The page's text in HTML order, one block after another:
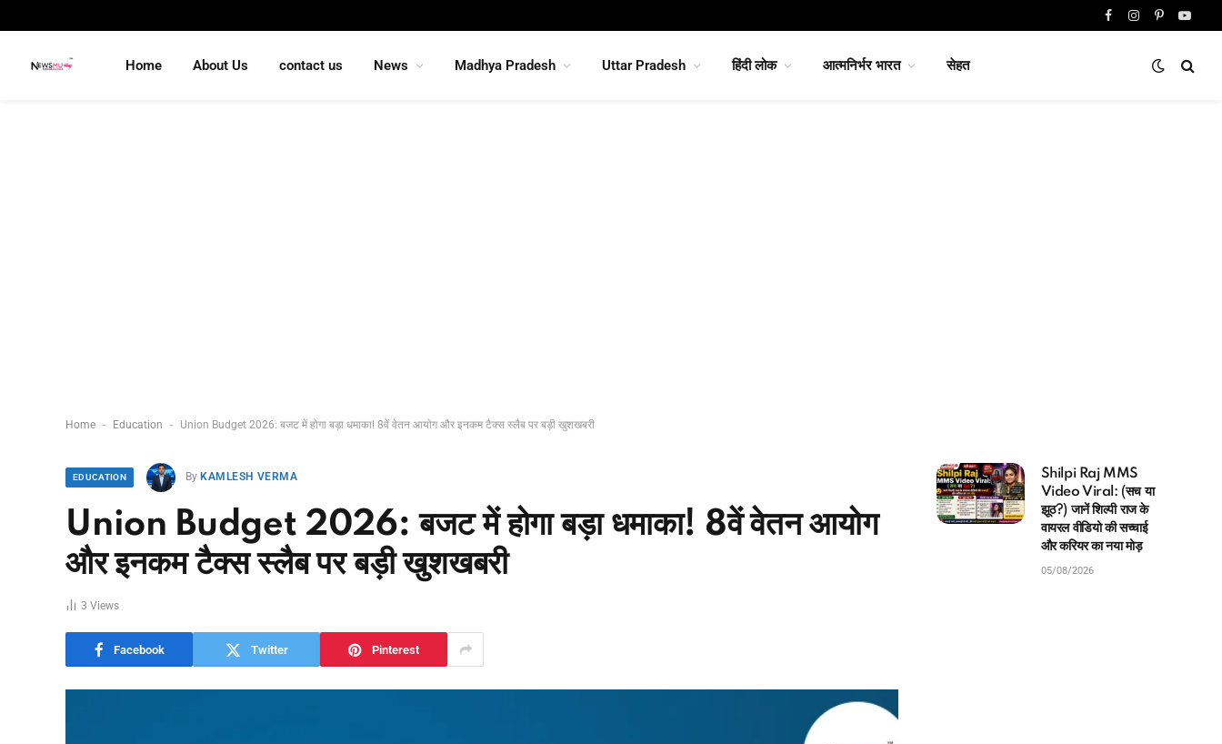
FacebookInstagram
Pinterest
Home About Us contact us News Madhya Pradesh Uttar Pradesh हिंदी लोक आत्मनिर्भर भारत सेहत
Home - Education - Union Budget 2026: बजट में होगा बड़ा धमाका! 8वें वेतन आयोग और इनकम टैक्स स्लैब पर बड़ी खुशखबरी
EDUCATION By KAMLESH VERMA
Union Budget 2026: बजट में होगा बड़ा धमाका! 8वें वेतन आयोग
और इनकम टैक्स स्लैब पर बड़ी खुशखबरी
3 Views
Facebook Twitter Pinterest
Shilpi Raj MMS
Video Viral: (सच या
झूठ?) जानें शिल्पी राज के
वायरल वीडियो की सच्चाई
और करियर का नया मोड़
05/08/2026